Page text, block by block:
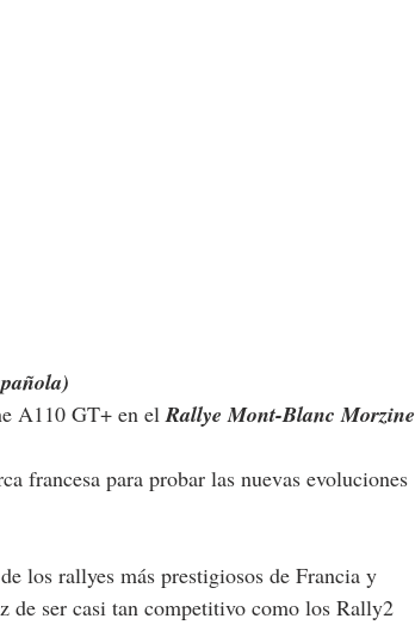
A110 GT+ en el Rallye Mont-Blanc Morzine
francesa para probar las nuevas evoluciones
los rallyes más prestigiosos de Francia y
de ser casi tan competitivo como los Rally2